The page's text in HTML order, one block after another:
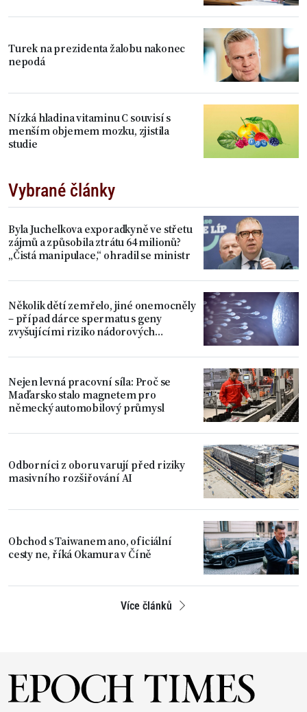
Turek na prezidenta žalobu nakonec
nepodá
Nízká hladina vitaminu C souvisí s
menším objemem mozku, zjistila
studie
Vybrané články
Byla Juchelkova exporadkyně ve střetu
zájmů a způsobila ztrátu 64 milionů?
„Čistá manipulace,“ ohradil se ministr
Několik dětí zemřelo, jiné onemocněly
– případ dárce spermatu s geny
zvyšujícími riziko nádorových
Nejen levná pracovní síla: Proč se
Maďarsko stalo magnetem pro
německý automobilový průmysl
Odborníci z oboru varují před riziky
masivního rozšiřování AI
Obchod s Taiwanem ano, oficiální
cesty ne, říká Okamura v Číně
Více článků